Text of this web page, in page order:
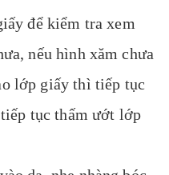
để kiểm tra xem
nếu hình xăm chưa
lớp giấy thì tiếp tục
tục thấm ướt lớp